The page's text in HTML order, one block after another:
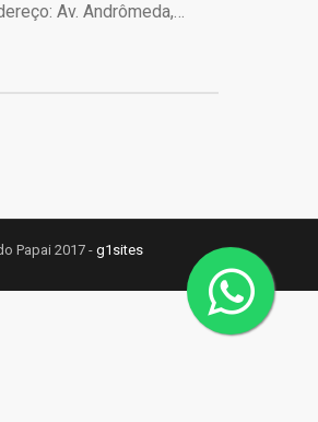
Av. Andrômeda,…
Papai 2017 - g1sites